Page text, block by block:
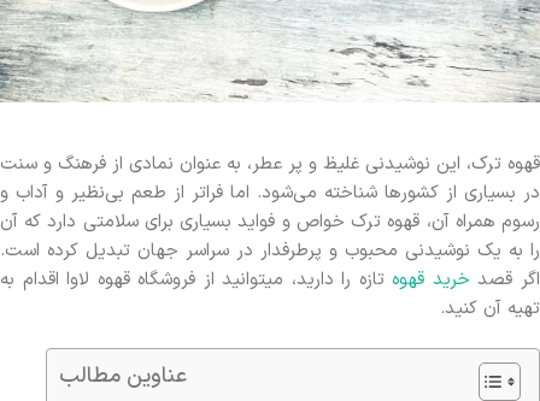
قهوه ترک، این نوشیدنی غلیظ و پر عطر، به عنوان نمادی از فرهنگ و سنت
در بسیاری از کشورها شناخته می‌شود. اما فراتر از طعم بی‌نظیر و آداب و
رسوم همراه آن، قهوه ترک خواص و فواید بسیاری برای سلامتی دارد که آن
را به یک نوشیدنی محبوب و پرطرفدار در سراسر جهان تبدیل کرده است.
اگر قصد خرید قهوهتازه را دارید، میتوانید از فروشگاه قهوه لاوا اقدام به
تهیه آن کنید.
عناوین مطالب